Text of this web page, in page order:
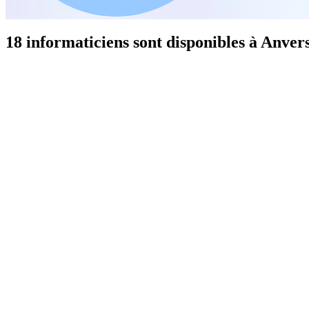
18 informaticiens sont disponibles à